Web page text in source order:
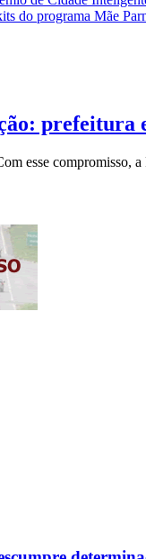
do programa Mãe
esse compromisso,